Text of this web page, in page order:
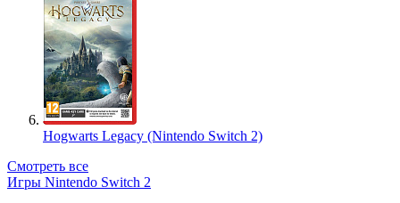
Hogwarts Legacy (Nintendo Switch 2)
Смотреть все
Игры Nintendo Switch 2